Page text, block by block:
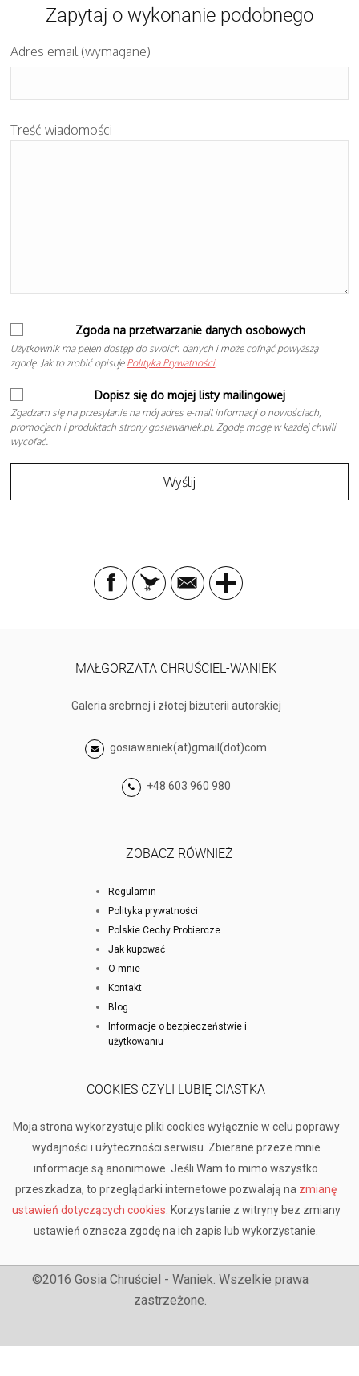
Zapytaj o wykonanie podobnego
Adres email (wymagane)
Treść wiadomości
Zgoda na przetwarzanie danych osobowych
Użytkownik ma pełen dostęp do swoich danych i może cofnąć powyższą
zgodę. Jak to zrobić opisuje Polityka Prywatności.
Dopisz się do mojej listy mailingowej
Zgadzam się na przesyłanie na mój adres e-mail informacji o nowościach,
promocjach i produktach strony gosiawaniek.pl. Zgodę mogę w każdej chwili
wycofać.
MAŁGORZATA CHRUŚCIEL-WANIEK
Galeria srebrnej i złotej biżuterii autorskiej
gosiawaniek(at)gmail(dot)com
+48 603 960 980
ZOBACZ RÓWNIEŻ
Regulamin
Polityka prywatności
Polskie Cechy Probiercze
Jak kupować
O mnie
Kontakt
Blog
Informacje o bezpieczeństwie i
użytkowaniu
COOKIES CZYLI LUBIĘ CIASTKA
Moja strona wykorzystuje pliki cookies wyłącznie w celu poprawy
wydajności i użyteczności serwisu. Zbierane przeze mnie
informacje są anonimowe. Jeśli Wam to mimo wszystko
przeszkadza, to przeglądarki internetowe pozwalają na zmianę
ustawień dotyczących cookies . Korzystanie z witryny bez zmiany
ustawień oznacza zgodę na ich zapis lub wykorzystanie.
©2016 Gosia Chruściel - Waniek. Wszelkie prawa
zastrzeżone.